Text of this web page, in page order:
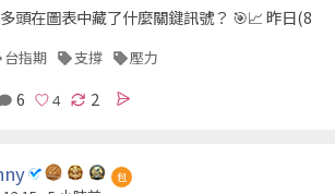
頭在圖表中藏了什麼關鍵訊號？ 🎯📈 昨日(8
台指期 支撐 壓力
6 2
包